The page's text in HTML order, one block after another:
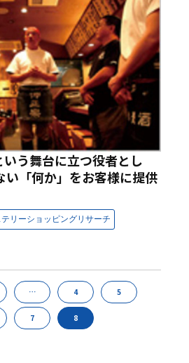
う舞台に立つ役者とし
い「何か」をお客様に提供
… 4 5
7 8